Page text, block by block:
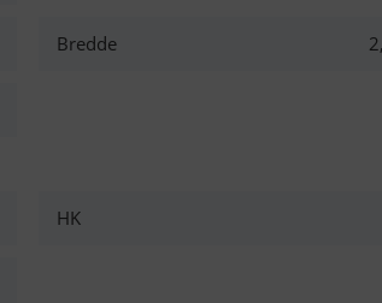
Bredde
HK